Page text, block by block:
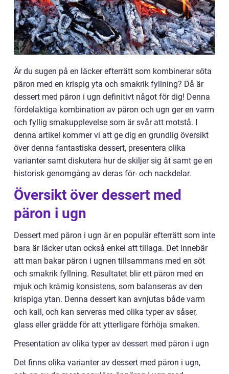
Är du sugen på en läcker efterrätt som kombinerar söta
päron med en krispig yta och smakrik fyllning? Då är
dessert med päron i ugn definitivt något för dig! Denna
fördelaktiga kombination av päron och ugn ger en varm
och fyllig smakupplevelse som är svår att motstå. I
denna artikel kommer vi att ge dig en grundlig översikt
över denna fantastiska dessert, presentera olika
varianter samt diskutera hur de skiljer sig åt samt ge en
historisk genomgång av deras för- och nackdelar.
Översikt över dessert med
päron i ugn
Dessert med päron i ugn är en populär efterrätt som inte
bara är läcker utan också enkel att tillaga. Det innebär
att man bakar päron i ugnen tillsammans med en söt
och smakrik fyllning. Resultatet blir ett päron med en
mjuk och krämig konsistens, som balanseras av den
krispiga ytan. Denna dessert kan avnjutas både varm
och kall, och kan serveras med olika typer av såser,
glass eller grädde för att ytterligare förhöja smaken.
Presentation av olika typer av dessert med päron i ugn
Det finns olika varianter av dessert med päron i ugn,